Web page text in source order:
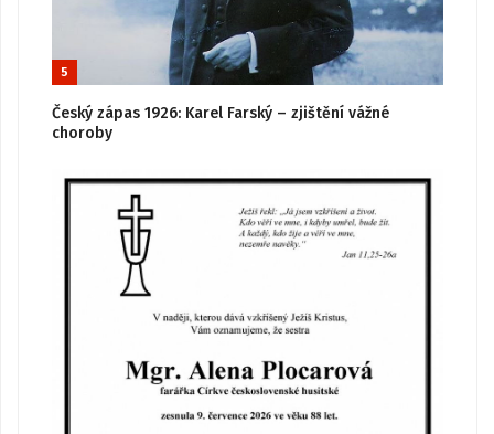
5
Český zápas 1926: Karel Farský – zjištění vážné
choroby